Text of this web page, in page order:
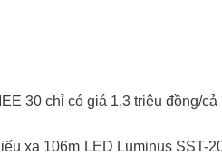
30 chỉ có giá 1,3 triệu đồng/cả
xa 106m LED Luminus